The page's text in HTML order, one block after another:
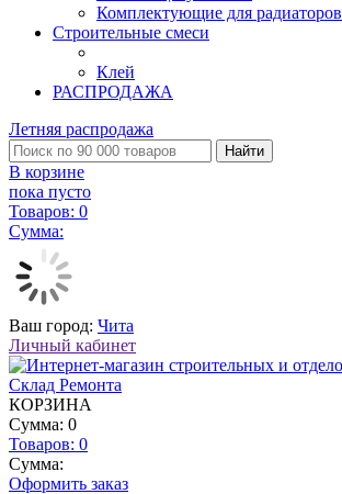
Комплектующие для радиаторов
Строительные смеси
Клей
РАСПРОДАЖА
Летняя распродажа
Найти
В корзине
пока пусто
Товаров: 0
Сумма:
Ваш город: Чита
Личный кабинет
КОРЗИНА
Сумма: 0
Товаров: 0
Сумма:
Оформить заказ